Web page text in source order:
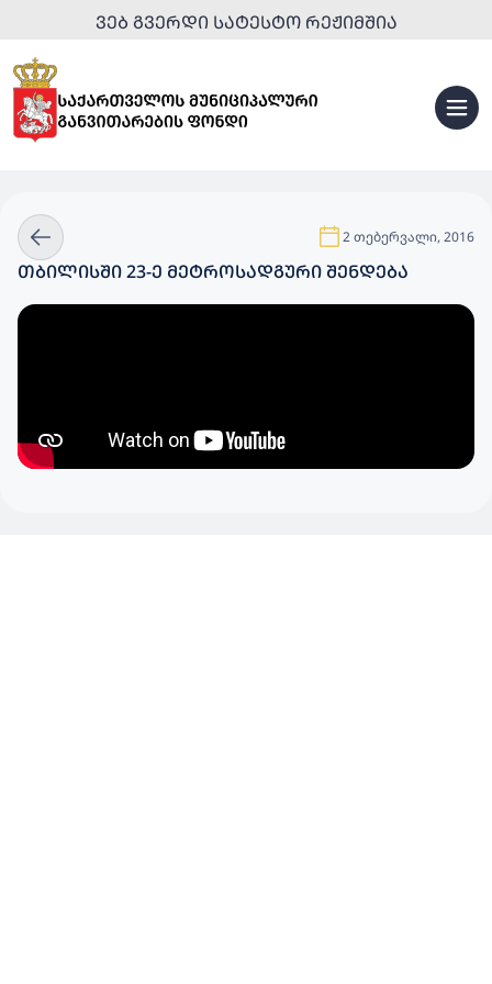
ᲕᲔᲑ ᲒᲕᲔᲠᲓᲘ ᲡᲐᲢᲔᲡᲢᲝ ᲠᲔᲟᲘᲛᲨᲘᲐ
2 თებერვალი, 2016
ᲗᲑᲘᲚᲘᲡᲨᲘ 23-Ე ᲛᲔᲢᲠᲝᲡᲐᲓᲒᲣᲠᲘ ᲨᲔᲜᲓᲔᲑᲐ